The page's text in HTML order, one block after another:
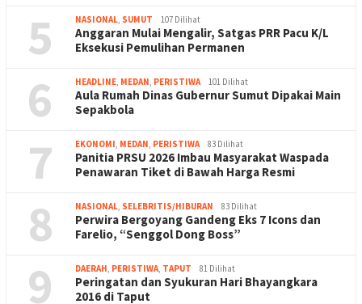
5 NASIONAL, SUMUT 107 Dilihat
Anggaran Mulai Mengalir, Satgas PRR Pacu K/L
Eksekusi Pemulihan Permanen
6 HEADLINE, MEDAN, PERISTIWA 101 Dilihat
Aula Rumah Dinas Gubernur Sumut Dipakai Main
Sepakbola
7 EKONOMI, MEDAN, PERISTIWA 83 Dilihat
Panitia PRSU 2026 Imbau Masyarakat Waspada
Penawaran Tiket di Bawah Harga Resmi
8 NASIONAL, SELEBRITIS/HIBURAN 83 Dilihat
Perwira Bergoyang Gandeng Eks 7 Icons dan
Farelio, “Senggol Dong Boss”
9 DAERAH, PERISTIWA, TAPUT 81 Dilihat
Peringatan dan Syukuran Hari Bhayangkara
2016 di Taput